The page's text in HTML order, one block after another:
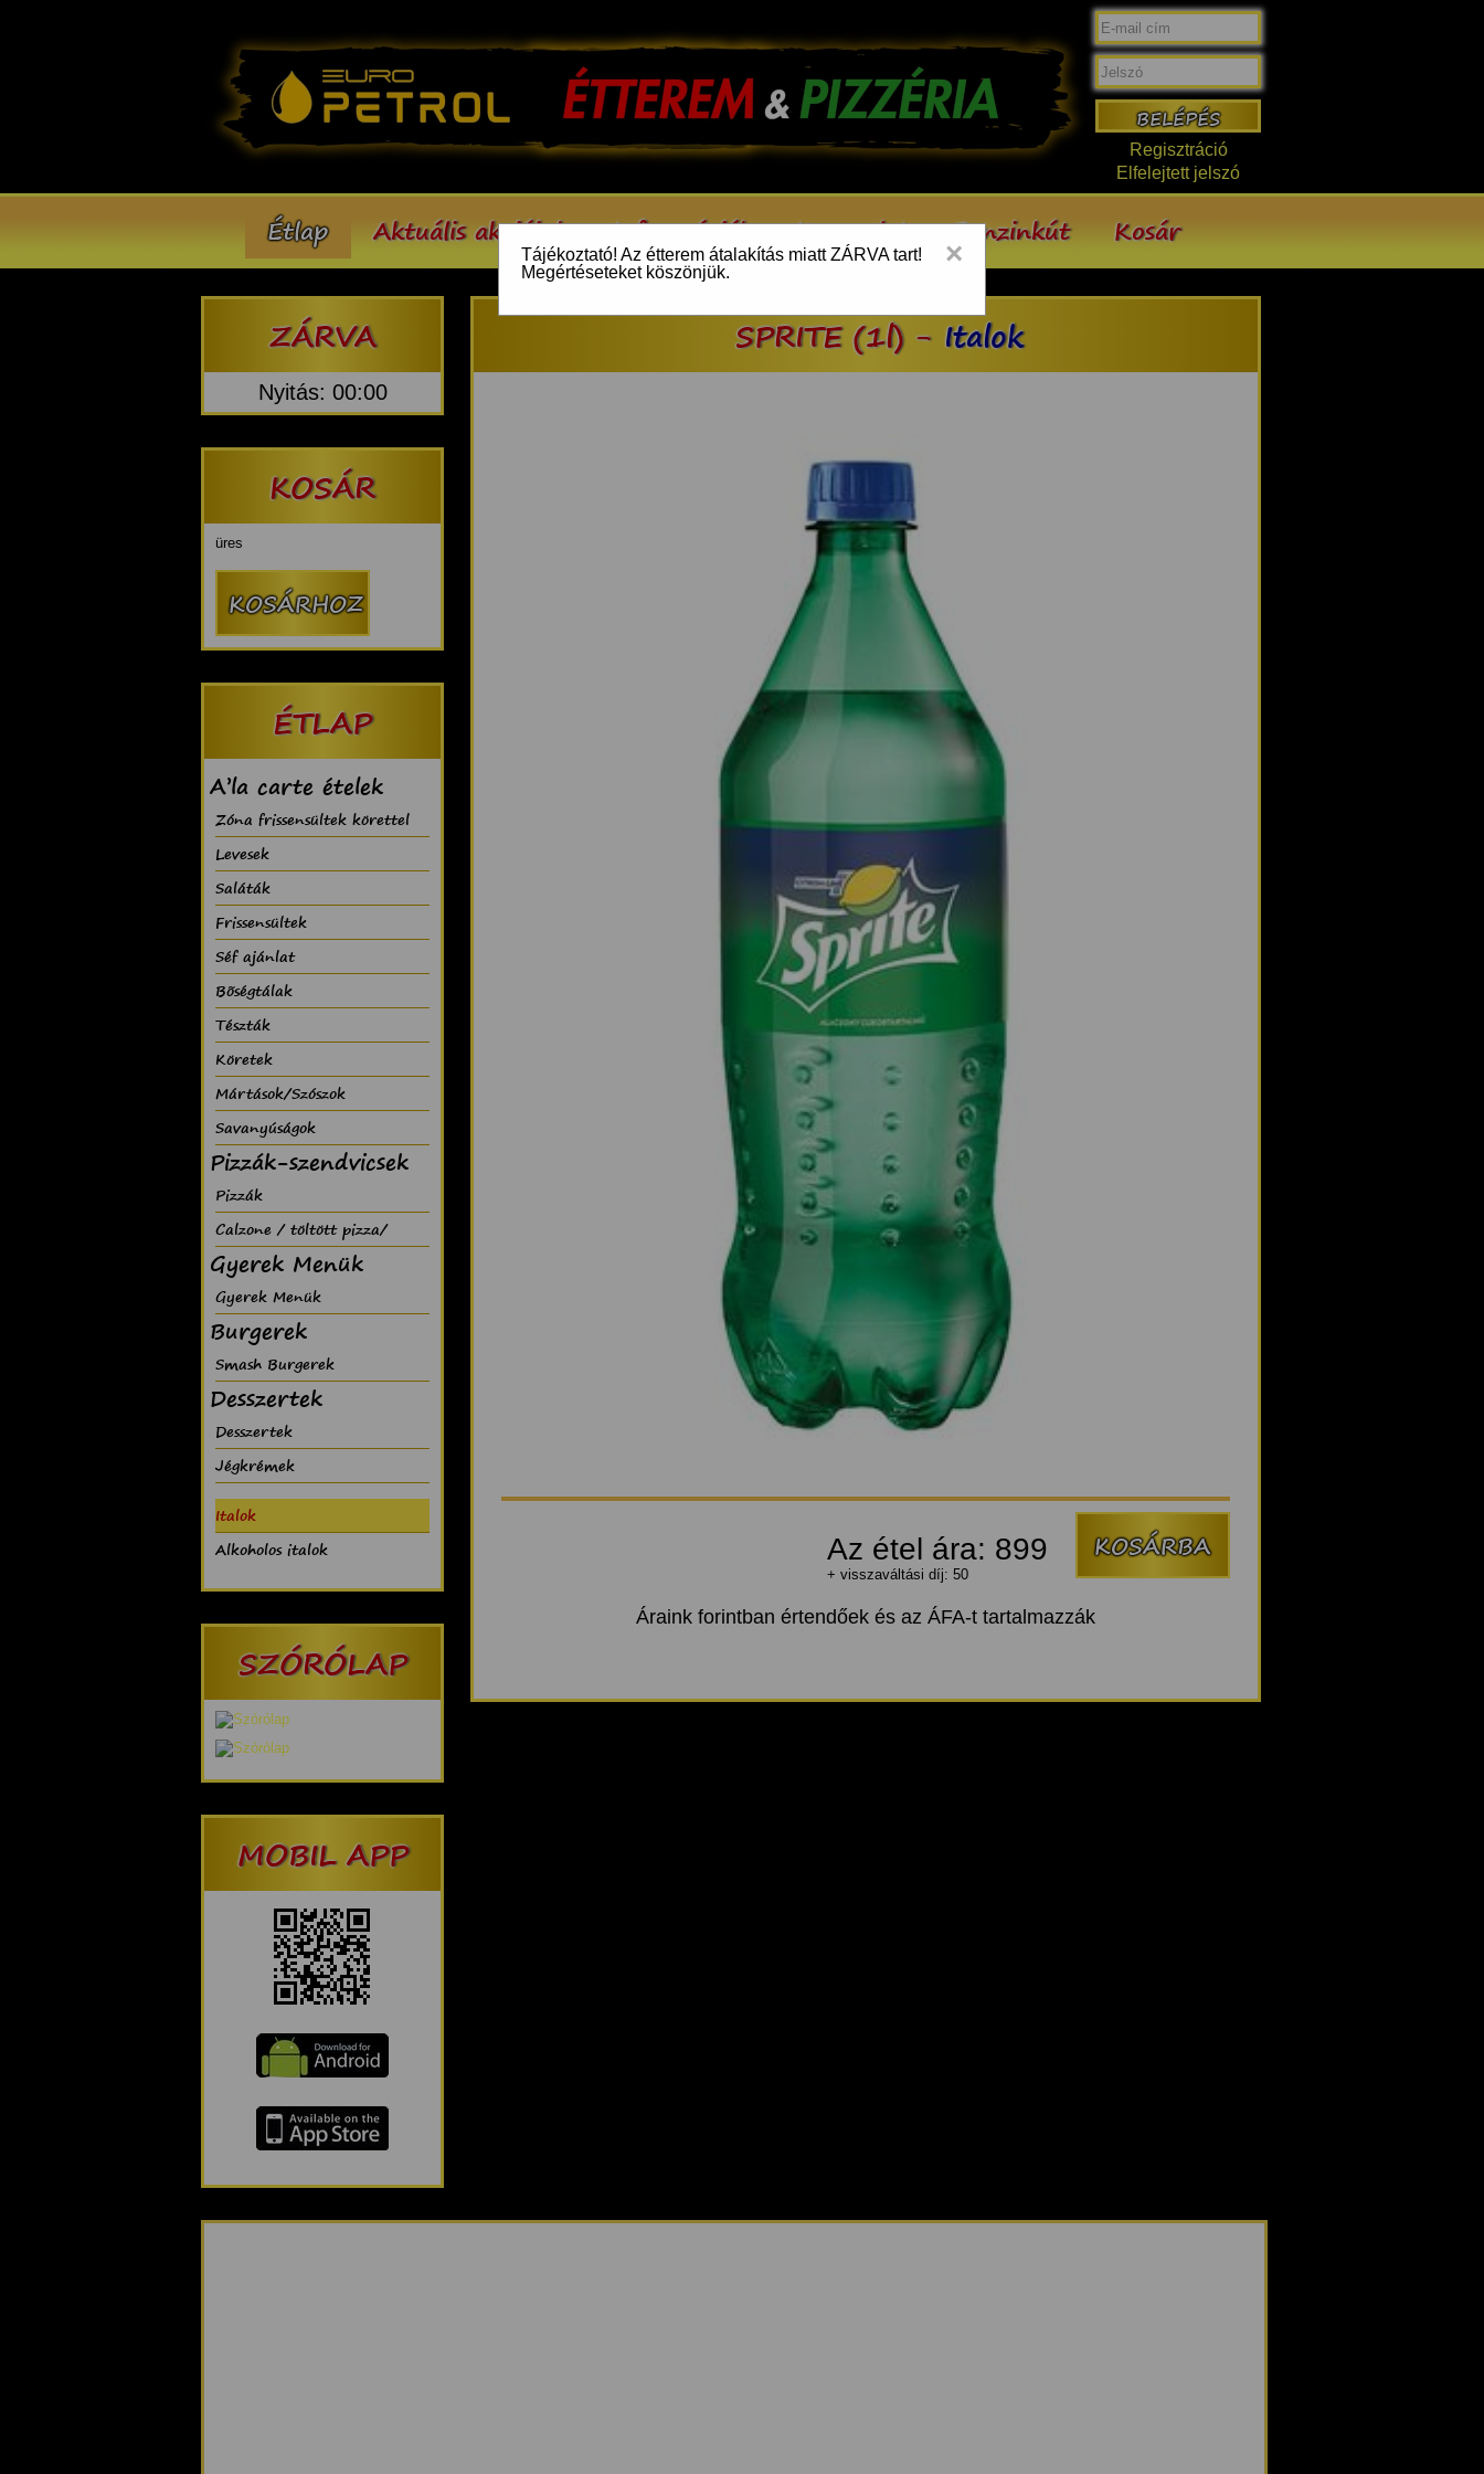
×
Tájékoztató! Az étterem átalakítás miatt ZÁRVA tart!
Megértéseteket köszönjük.
Regisztráció
Elfelejtett jelszó
Étlap Aktuális akcióink Információk Kapcsolat Benzinkút Kosár
ZÁRVA
Nyitás: 00:00
KOSÁR
üres
ÉTLAP
A’la carte ételek
Zóna frissensültek körettel
Levesek
Saláták
Frissensültek
Séf ajánlat
Bõségtálak
Tészták
Köretek
Mártások/Szószok
Savanyúságok
Pizzák-szendvicsek
Pizzák
Calzone / töltött pizza/
Gyerek Menük
Gyerek Menük
Burgerek
Smash Burgerek
Desszertek
Desszertek
Jégkrémek
Italok
Alkoholos italok
SZÓRÓLAP
MOBIL APP
SPRITE (1l) - Italok
Az étel ára: 899
+ visszaváltási díj: 50
Áraink forintban értendőek és az ÁFA-t tartalmazzák